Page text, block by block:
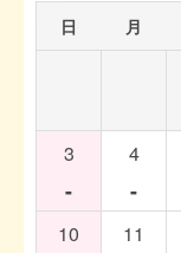
日 月
3
-
4
-
10 11